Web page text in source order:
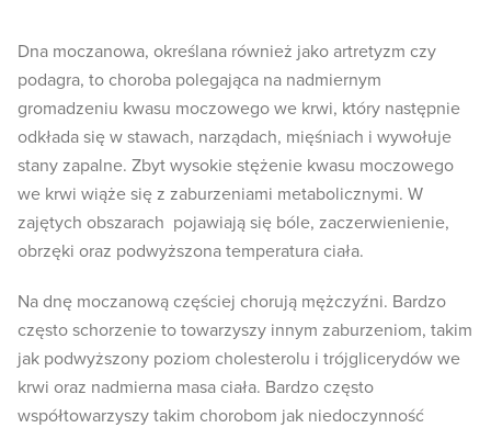
Dna moczanowa, określana również jako artretyzm czy
podagra, to choroba polegająca na nadmiernym
gromadzeniu kwasu moczowego we krwi, który następnie
odkłada się w stawach, narządach, mięśniach i wywołuje
stany zapalne. Zbyt wysokie stężenie kwasu moczowego
we krwi wiąże się z zaburzeniami metabolicznymi. W
zajętych obszarach pojawiają się bóle, zaczerwienienie,
obrzęki oraz podwyższona temperatura ciała.
Na dnę moczanową częściej chorują mężczyźni. Bardzo
często schorzenie to towarzyszy innym zaburzeniom, takim
jak podwyższony poziom cholesterolu i trójglicerydów we
krwi oraz nadmierna masa ciała. Bardzo często
współtowarzyszy takim chorobom jak niedoczynność